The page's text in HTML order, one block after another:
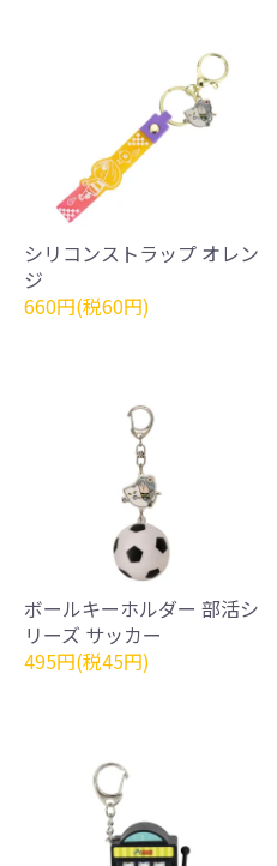
シリコンストラップ オレン
ジ
660円(税60円)
ボールキーホルダー 部活シ
リーズ サッカー
495円(税45円)